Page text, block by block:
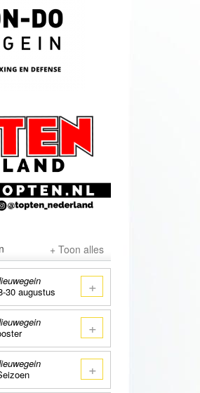
+ Toon alles
30 augustus
+
+
+